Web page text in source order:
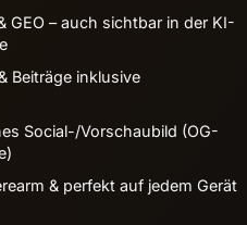
GEO – auch sichtbar in der KI-
Beiträge inklusive
Social-/Vorschaubild (OG-
& perfekt auf jedem Gerät